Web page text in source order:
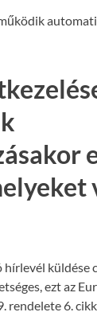
küldése
ezt az
rendelete 6.